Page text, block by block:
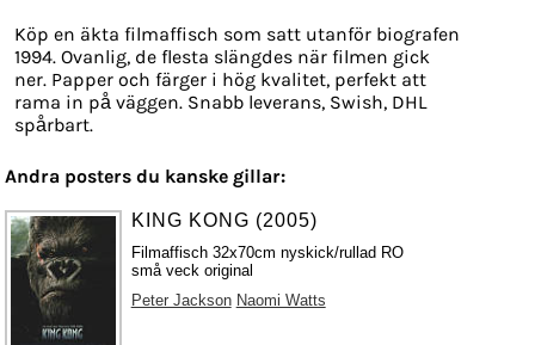
Köp en äkta filmaffisch som satt utanför biografen
1994. Ovanlig, de flesta slängdes när filmen gick
ner. Papper och färger i hög kvalitet, perfekt att
rama in på väggen. Snabb leverans, Swish, DHL
spårbart.
Andra posters du kanske gillar:
KING KONG (2005)
Filmaffisch 32x70cm nyskick/rullad RO
små veck original
Peter Jackson Naomi Watts